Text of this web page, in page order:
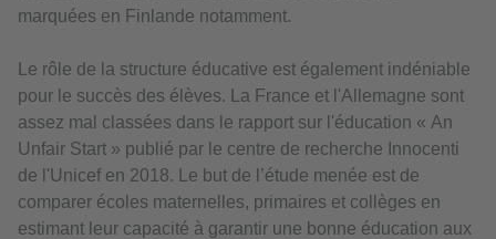
marquées en Finlande notamment.
Le rôle de la structure éducative est également indéniable
pour le succès des élèves. La France et l'Allemagne sont
assez mal classées dans le rapport sur l'éducation « An
Unfair Start » publié par le centre de recherche Innocenti
de l'Unicef en 2018. Le but de l’étude menée est de
comparer écoles maternelles, primaires et collèges en
estimant leur capacité à garantir une bonne éducation aux